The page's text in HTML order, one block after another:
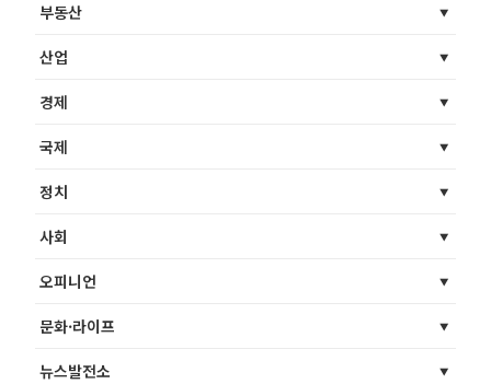
부동산
산업
경제
국제
정치
사회
오피니언
문화·라이프
뉴스발전소